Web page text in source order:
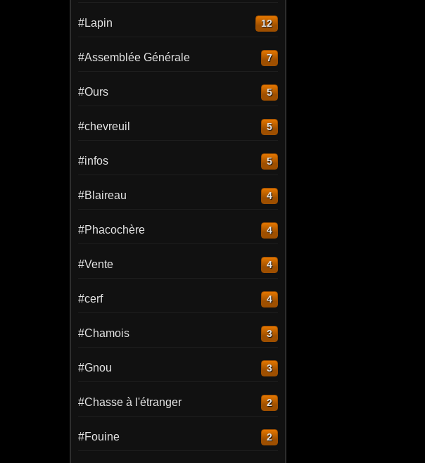
#Lapin 12
#Assemblée Générale 7
#Ours 5
#chevreuil 5
#infos 5
#Blaireau 4
#Phacochère 4
#Vente 4
#cerf 4
#Chamois 3
#Gnou 3
#Chasse à l'étranger 2
#Fouine 2